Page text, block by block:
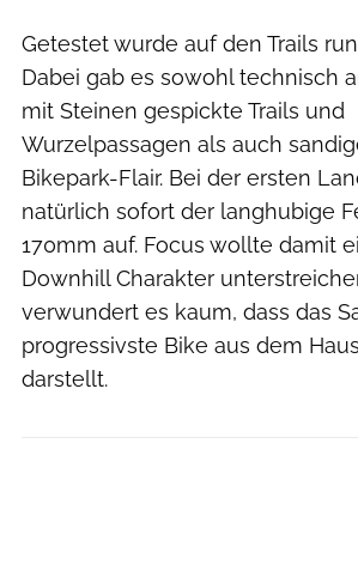
Getestet wurde auf den Trails
Dabei gab es sowohl technisch
mit Steinen gespickte Trails und
Wurzelpassagen als auch
Bikepark-Flair. Bei der ersten
natürlich sofort der langhubige
170mm auf. Focus wollte damit
Downhill Charakter
verwundert es kaum, dass das
progressivste Bike aus dem
darstellt.